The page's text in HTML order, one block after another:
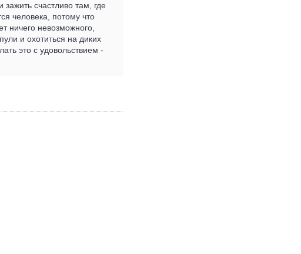
счастливо там, где
человека, потому что
ничего невозможного,
и охотиться на диких
это с удовольствием -